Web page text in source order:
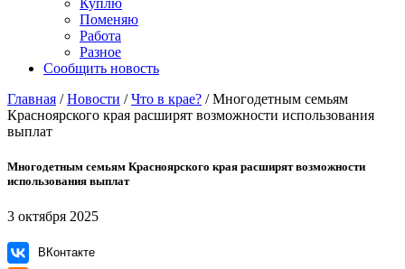
Куплю
Поменяю
Работа
Разное
Сообщить новость
Главная /Новости /Что в крае? /Многодетным семьям
Красноярского края расширят возможности использования
выплат
Многодетным семьям Красноярского края расширят возможности
использования выплат
3 октября 2025
ВКонтакте